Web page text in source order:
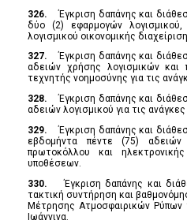
326.Έγκριση δαπάνης και
δύο (2) εφαρμογών
λογισμικού οικονομικής
327.Έγκριση δαπάνης και
αδειών χρήσης λογισμικών και
τεχνητής νοημοσύνης για τις
328.Έγκριση δαπάνης και
αδειών λογισμικού για τις
329.Έγκριση δαπάνης και
εβδομήντα πέντε (75)
πρωτοκόλλου και
υποθέσεων.
330.Έγκριση δαπάνης και
τακτική συντήρηση και
Μέτρησης Ατμοσφαιρικών Ρύπων
Ιωάννινα.